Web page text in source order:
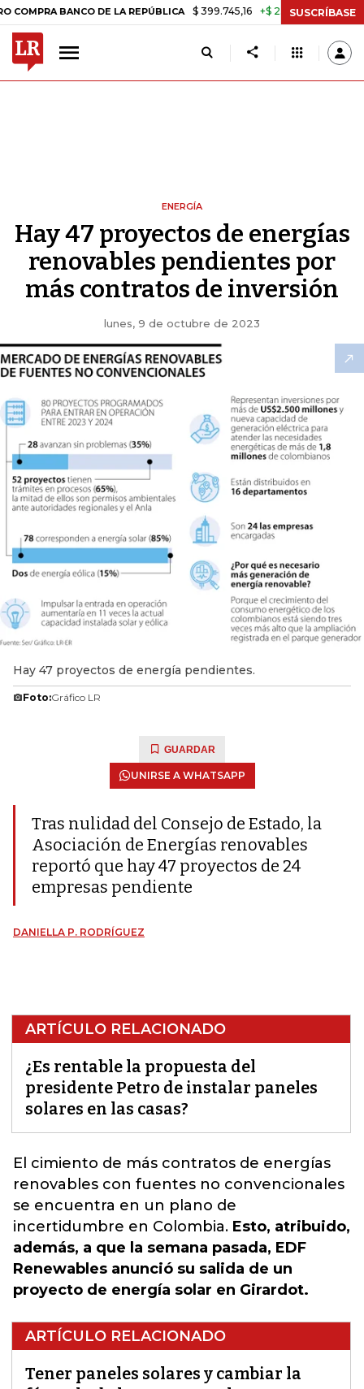
BANCO DE LA REPÚBLICA $ 399.745,16 +$ 2.295,71 +0,58% TASA
SUSCRÍBASE
ENERGÍA
Hay 47 proyectos de energías
renovables pendientes por
más contratos de inversión
lunes, 9 de octubre de 2023
Hay 47 proyectos de energía pendientes.
Foto:Gráfico LR
GUARDAR
UNIRSE A WHATSAPP
Tras nulidad del Consejo de Estado, la
Asociación de Energías renovables
reportó que hay 47 proyectos de 24
empresas pendiente
DANIELLA P. RODRÍGUEZ
ARTÍCULO RELACIONADO
¿Es rentable la propuesta del
presidente Petro de instalar paneles
solares en las casas?
El cimiento de más contratos de energías
renovables con fuentes no convencionales
se encuentra en un plano de
incertidumbre en Colombia. Esto, atribuido,
además, a que la semana pasada, EDF
Renewables anunció su salida de un
proyecto de energía solar en Girardot.
ARTÍCULO RELACIONADO
Tener paneles solares y cambiar la